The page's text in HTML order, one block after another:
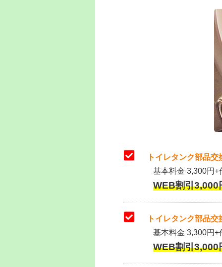
トイレタンク部品
基本料金 3,300円
WEB割引
トイレタンク部品
基本料金 3,300円+
WEB割引